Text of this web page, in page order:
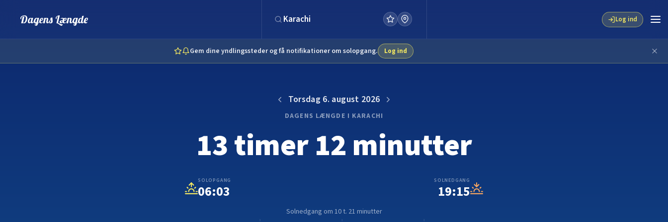
Dagens Længde Log ind
Gem dine yndlingssteder og få notifikationer om solopgang. Log ind
Torsdag 6. august 2026
DAGENS LÆNGDE I KARACHI
13 timer 12 minutter
SOLOPGANG
06:03
SOLNEDGANG
19:15
Solnedgang om 10 t. 21 minutter